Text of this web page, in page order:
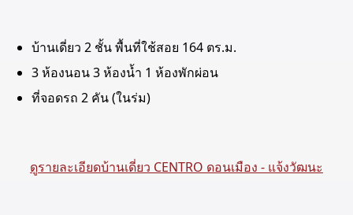
บ้านเดี่ยว 2 ชั้น พื้นที่ใช้สอย 164 ตร.ม.
3 ห้องนอน 3 ห้องน้ำ 1 ห้องพักผ่อน
ที่จอดรถ 2 คัน (ในร่ม)
ดูรายละเอียดบ้านเดี่ยว CENTRO ดอนเมือง - แจ้งวัฒนะ